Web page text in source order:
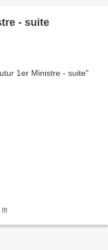
- suite